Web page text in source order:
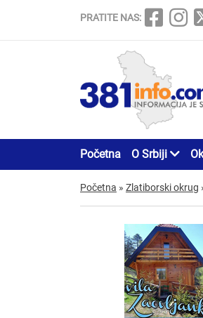
PRATITE NAS:
Početna O Srbiji
Početna » Zlatiborski okrug